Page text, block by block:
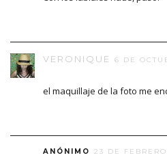
VERONIQUE 6 DE
el maquillaje de la foto me
ANÓNIMO 23 DE